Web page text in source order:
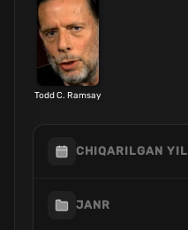
Todd C. Ramsay
CHIQARILGAN YIL
JANR